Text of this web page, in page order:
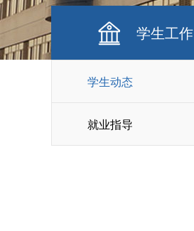
学生工作
学生动态
就业指导